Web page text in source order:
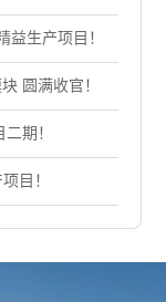
益生产项目！
圆满收官！
期！
目！